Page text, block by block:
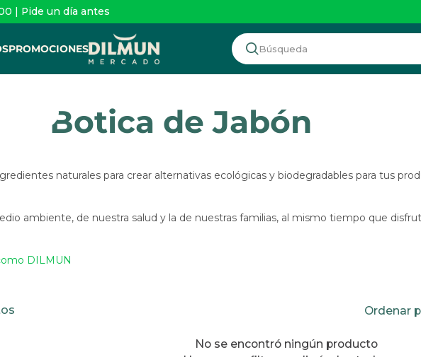
| Pide un día antes
PROMOCIONES
Botica de Jabón
naturales para crear alternativas ecológicas y biodegradables para tus
ambiente, de nuestra salud y la de nuestras familias, al mismo tiempo que
DILMUN
Ordenar
No se encontró ningún producto